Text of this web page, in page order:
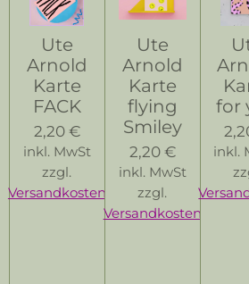
Ute
Arnold
Karte
FACK
2,20 €
inkl. MwSt
zzgl.
Versandkosten
Ute
Arnold
Karte
flying
Smiley
2,20 €
inkl. MwSt
zzgl.
Versandkosten
for
inkl.